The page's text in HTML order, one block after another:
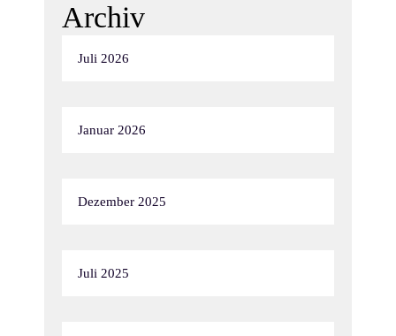
Archiv
Juli 2026
Januar 2026
Dezember 2025
Juli 2025